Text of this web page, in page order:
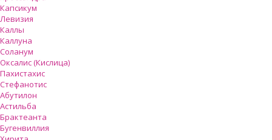
Капсикум
Левизия
Каллы
Каллуна
Соланум
Оксалис (Кислица)
Пахистахис
Стефанотис
Абутилон
Астильба
Брактеанта
Бугенвиллия